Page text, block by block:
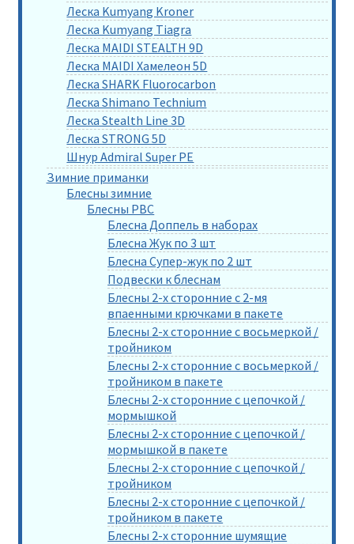
Леска Kumyang Kroner
Леска Kumyang Tiagra
Леска MAIDI STEALTH 9D
Леска MAIDI Хамелеон 5D
Леска SHARK Fluorocarbon
Леска Shimano Technium
Леска Stealth Line 3D
Леска STRONG 5D
Шнур Admiral Super PE
Зимние приманки
Блесны зимние
Блесны РВС
Блесна Доппель в наборах
Блесна Жук по 3 шт
Блесна Супер-жук по 2 шт
Подвески к блеснам
Блесны 2-х сторонние с 2-мя
впаенными крючками в пакете
Блесны 2-х сторонние с восьмеркой /
тройником
Блесны 2-х сторонние с восьмеркой /
тройником в пакете
Блесны 2-х сторонние с цепочкой /
мормышкой
Блесны 2-х сторонние с цепочкой /
мормышкой в пакете
Блесны 2-х сторонние с цепочкой /
тройником
Блесны 2-х сторонние с цепочкой /
тройником в пакете
Блесны 2-х сторонние шумящие